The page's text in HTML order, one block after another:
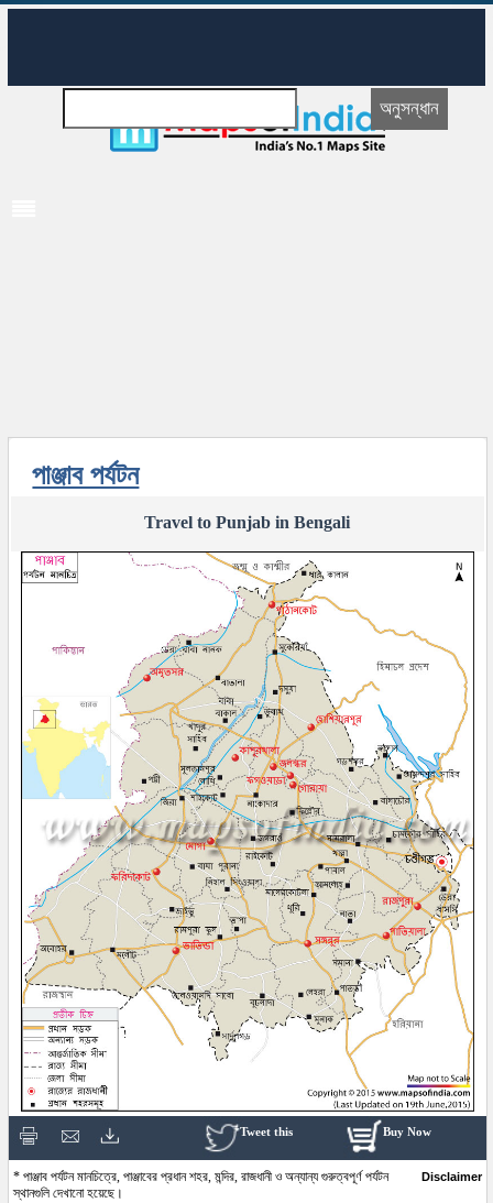
পাঞ্জাব পর্যটন
Travel to Punjab in Bengali
Buy Now
Tweet this
* পাঞ্জাব পর্যটন মানচিত্রে, পাঞ্জাবের প্রধান শহর, মন্দির, রাজধানী ও অন্যান্য গুরুত্বপূর্ণ পর্যটন
স্থানগুলি দেখানো হয়েছে।
Disclaimer